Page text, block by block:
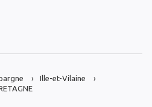
Ille-et-Vilaine